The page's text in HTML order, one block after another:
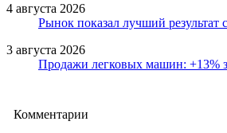
4 августа 2026
Рынок показал лучший результат
3 августа 2026
Продажи легковых машин: +13%
Комментарии